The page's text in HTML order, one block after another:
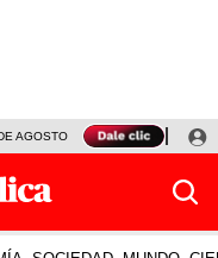
AGOSTO TINKA RESULTADOS